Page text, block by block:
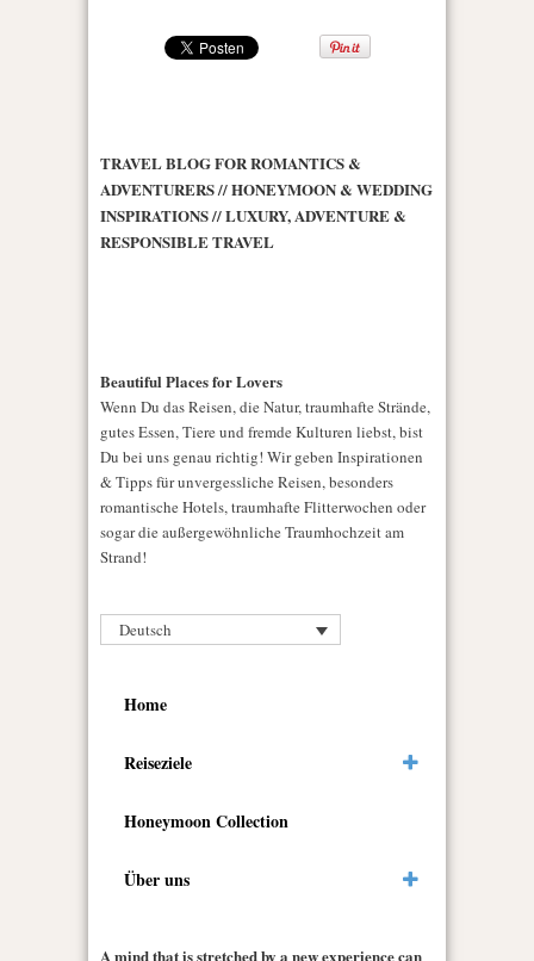
TRAVEL BLOG FOR ROMANTICS &
ADVENTURERS // HONEYMOON & WEDDING
INSPIRATIONS // LUXURY, ADVENTURE &
RESPONSIBLE TRAVEL
Beautiful Places for Lovers
Wenn Du das Reisen, die Natur, traumhafte Strände,
gutes Essen, Tiere und fremde Kulturen liebst, bist
Du bei uns genau richtig! Wir geben Inspirationen
& Tipps für unvergessliche Reisen, besonders
romantische Hotels, traumhafte Flitterwochen oder
sogar die außergewöhnliche Traumhochzeit am
Strand!
Deutsch
Home
Reiseziele
Honeymoon Collection
Über uns
A mind that is stretched by a new experience can